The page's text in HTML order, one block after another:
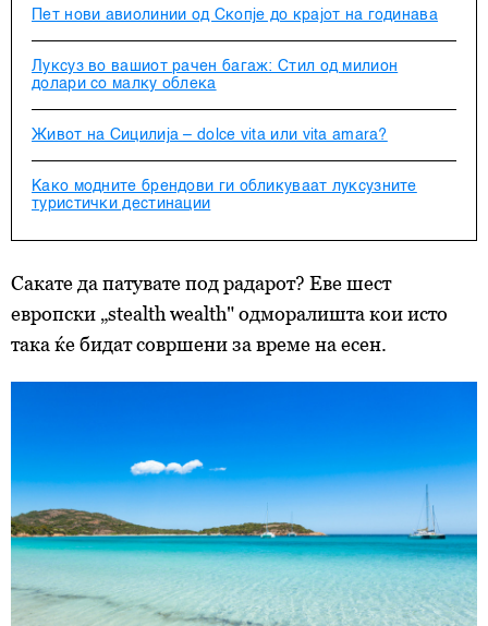
Пет нови авиолинии од Скопје до крајот на годинава
Луксуз во вашиот рачен багаж: Стил од милион
долари со малку облека
Живот на Сицилија – dolce vita или vita amara?
Како модните брендови ги обликуваат луксузните
туристички дестинации
Сакате да патувате под радарот? Еве шест
европски „stealth wealth" одморалишта кои исто
така ќе бидат совршени за време на есен.